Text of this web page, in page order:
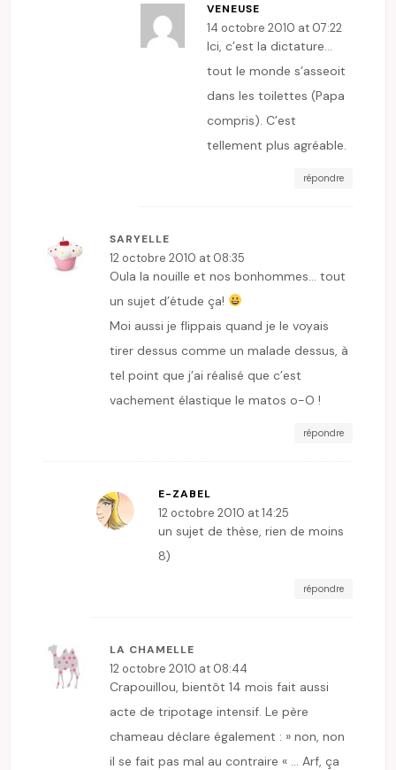
VENEUSE
14 octobre 2010 at 07:22
Ici, c’est la dictature…
tout le monde s’asseoit
dans les toilettes (Papa
compris). C’est
tellement plus agréable.
répondre
SARYELLE
12 octobre 2010 at 08:35
Oula la nouille et nos bonhommes… tout
un sujet d’étude ça!
Moi aussi je flippais quand je le voyais
tirer dessus comme un malade dessus, à
tel point que j’ai réalisé que c’est
vachement élastique le matos o-O !
répondre
E-ZABEL
12 octobre 2010 at 14:25
un sujet de thèse, rien de moins
8)
répondre
LA CHAMELLE
12 octobre 2010 at 08:44
Crapouillou, bientôt 14 mois fait aussi
acte de tripotage intensif. Le père
chameau déclare également : » non, non
il se fait pas mal au contraire « … Arf, ça